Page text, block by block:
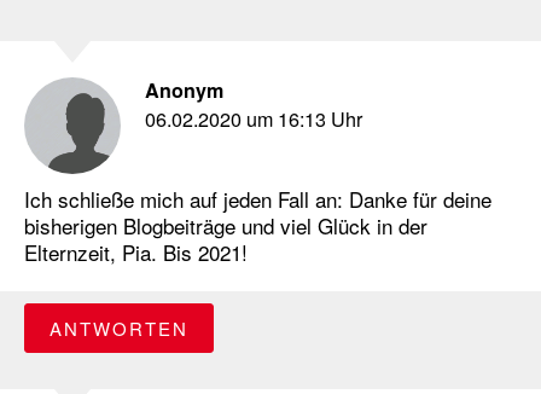
Anonym
06.02.2020 um 16:13 Uhr
Ich schließe mich auf jeden Fall an: Danke für deine
bisherigen Blogbeiträge und viel Glück in der
Elternzeit, Pia. Bis 2021!
ANTWORTEN